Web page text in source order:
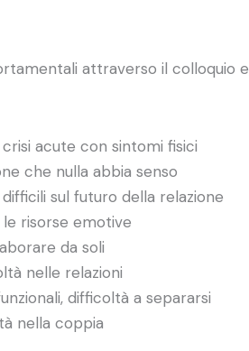
attraverso il colloquio
acute con sintomi fisici
che nulla abbia senso
sul futuro della relazione
risorse emotive
da soli
nelle relazioni
difficoltà a separarsi
nella coppia